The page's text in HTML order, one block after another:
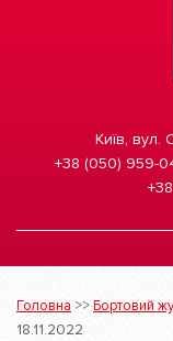
Київ, вул.
+38 (050) 959-
Головна >>Бортовий
18.11.2022